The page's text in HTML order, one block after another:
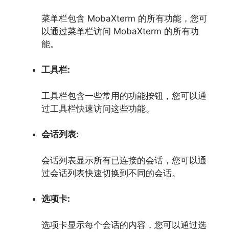
菜单栏包含 MobaXterm 的所有功能， 您可
以通过菜单栏访问 MobaXterm 的所有功
能。
工具栏:
工具栏包含一些常用的功能按钮， 您可以通
过工具栏快速访问这些功能。
会话列表:
会话列表显示所有已连接的会话， 您可以通
过会话列表快速切换到不同的会话。
选项卡:
选项卡显示每个会话的内容， 您可以通过选